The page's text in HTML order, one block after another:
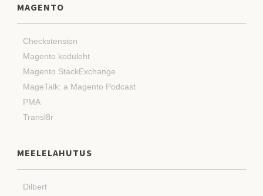
MAGENTO
Checkstension
Magento koduleht
Magento StackExchange
MageTalk: a Magento Podcast
PMA
Transl8r
MEELELAHUTUS
Dilbert